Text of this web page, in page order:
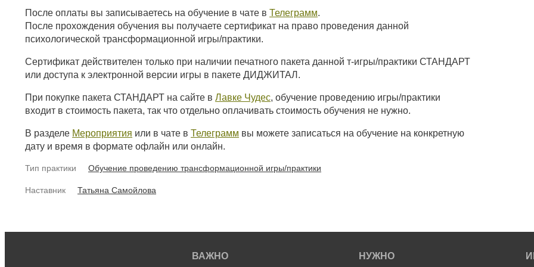
После оплаты вы записываетесь на обучение в чате в Телеграмм.
После прохождения обучения вы получаете сертификат на право проведения данной
психологической трансформационной игры/практики.
Сертификат действителен только при наличии печатного пакета данной т-игры/практики СТАНДАРТ
или доступа к электронной версии игры в пакете ДИДЖИТАЛ.
При покупке пакета СТАНДАРТ на сайте в Лавке Чудес, обучение проведению игры/практики
входит в стоимость пакета, так что отдельно оплачивать стоимость обучения не нужно.
В разделе Мероприятия или в чате в Телеграмм вы можете записаться на обучение на конкретную
дату и время в формате офлайн или онлайн.
Тип практики Обучение проведению трансформационной игры/практики
Наставник Татьяна Самойлова
ВАЖНО НУЖНО